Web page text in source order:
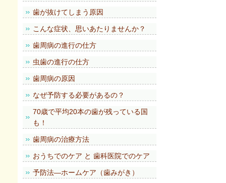
歯が抜けてしまう原因
こんな症状、思いあたりませんか？
歯周病の進行の仕方
虫歯の進行の仕方
歯周病の原因
なぜ予防する必要があるの？
70歳で平均20本の歯が残っている国
も！
歯周病の治療方法
おうちでのケア と 歯科医院でのケア
予防法―ホームケア（歯みがき）